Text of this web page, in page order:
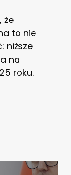
że
to nie
niższe
na
roku.